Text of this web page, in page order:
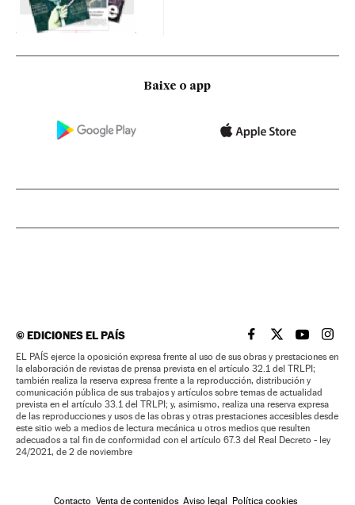
Baixe o app
©EDICIONES EL PAÍS EL PAÍS BRASIL EN
EL PAÍSEL PAÍS
EL
EL PAÍS ejerce la oposición expresa frente al uso de sus obras y prestaciones en
la elaboración de revistas de prensa prevista en el artículo 32.1 del TRLPI;
también realiza la reserva expresa frente a la reproducción, distribución y
comunicación pública de sus trabajos y artículos sobre temas de actualidad
prevista en el artículo 33.1 del TRLPI; y, asimismo, realiza una reserva expresa
de las reproducciones y usos de las obras y otras prestaciones accesibles desde
este sitio web a medios de lectura mecánica u otros medios que resulten
adecuados a tal fin de conformidad con el artículo 67.3 del Real Decreto - ley
24/2021, de 2 de noviembre
Contacto Venta de contenidos Aviso legal Política cookies